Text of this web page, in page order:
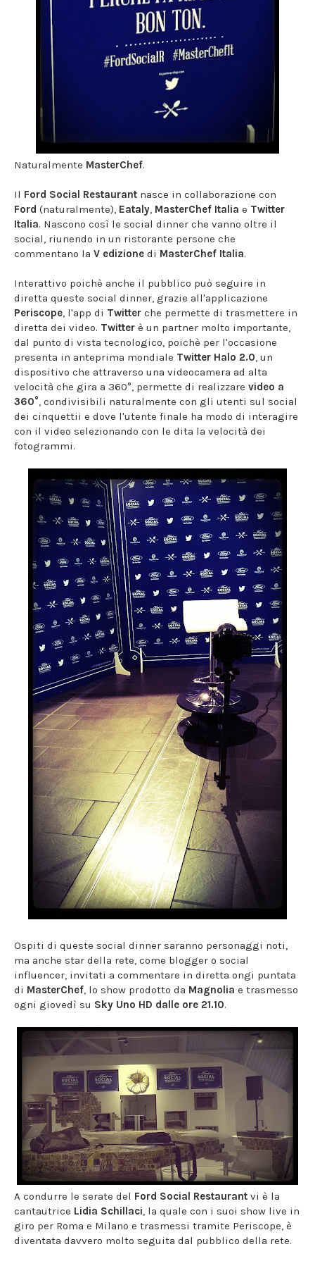
Naturalmente MasterChef.
Il Ford Social Restaurant nasce in collaborazione con
Ford (naturalmente), Eataly, MasterChef Italia e Twitter
Italia. Nascono così le social dinner che vanno oltre il
social, riunendo in un ristorante persone che
commentano la V edizione di MasterChef Italia.
Interattivo poichè anche il pubblico può seguire in
diretta queste social dinner, grazie all'applicazione
Periscope, l'app di Twitter che permette di trasmettere in
diretta dei video. Twitter è un partner molto importante,
dal punto di vista tecnologico, poichè per l'occasione
presenta in anteprima mondiale Twitter Halo 2.0, un
dispositivo che attraverso una videocamera ad alta
velocità che gira a 360°, permette di realizzare video a
360°, condivisibili naturalmente con gli utenti sul social
dei cinquettii e dove l'utente finale ha modo di interagire
con il video selezionando con le dita la velocità dei
fotogrammi.
Ospiti di queste social dinner saranno personaggi noti,
ma anche star della rete, come blogger o social
influencer, invitati a commentare in diretta ongi puntata
di MasterChef, lo show prodotto da Magnolia e trasmesso
ogni giovedì su Sky Uno HD dalle ore 21.10.
A condurre le serate del Ford Social Restaurant vi è la
cantautrice Lidia Schillaci, la quale con i suoi show live in
giro per Roma e Milano e trasmessi tramite Periscope, è
diventata davvero molto seguita dal pubblico della rete.